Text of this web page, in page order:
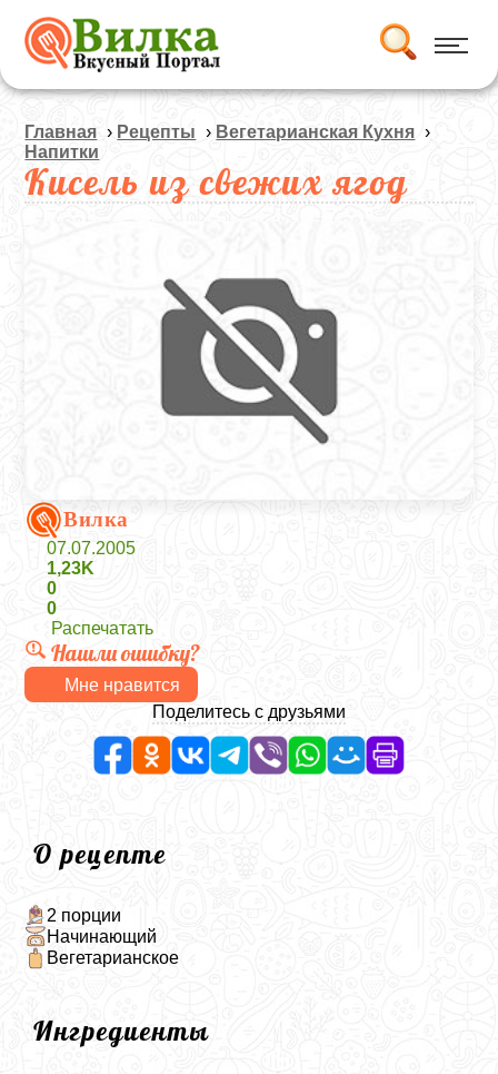
Главная › Рецепты › Вегетарианская Кухня ›
Напитки
Кисель из свежих ягод
Вилка
07.07.2005
1,23K
0
0
Распечатать
Нашли ошибку?
Мне нравится
Поделитесь с друзьями
О рецепте
2 порции
Начинающий
Вегетарианское
Ингредиенты